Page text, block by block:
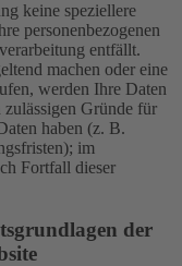
keine speziellere
personenbezogenen
entfällt.
machen oder eine
werden Ihre Daten
Gründe für
haben (z. B.
im
Fortfall dieser
der